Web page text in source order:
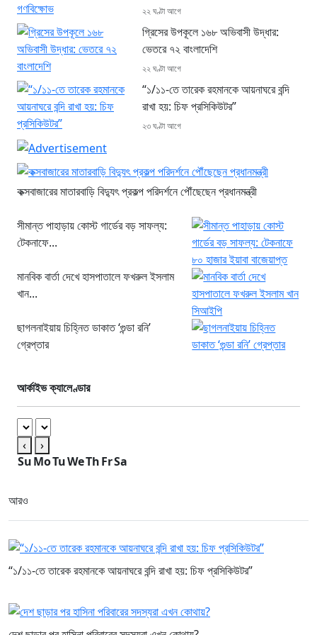
২২ ঘণ্টা আগে
গ্রিসের উপকূলে ১৬৮ অভিবাসী উদ্ধার:
ভেতরে ৭২ বাংলাদেশি
২২ ঘণ্টা আগে
“১/১১-তে তারেক রহমানকে আয়নাঘরে বন্দি
রাখা হয়: চিফ প্রসিকিউটর”
২৩ ঘণ্টা আগে
কক্সবাজারের মাতারবাড়ি বিদ্যুৎ প্রকল্প পরিদর্শনে পৌঁছেছেন প্রধানমন্ত্রী
সীমান্ত পাহাড়ায় কোস্ট গার্ডের বড় সাফল্য:
টেকনাফে...
মানবিক বার্তা দেখে হাসপাতালে ফখরুল ইসলাম
খান...
ছাগলনাইয়ায় চিহ্নিত ডাকাত ‘গুন্ডা রনি’
গ্রেপ্তার
আর্কাইভ ক্যালেণ্ডার
‹
›
SuMoTuWeThFrSa
আরও
“১/১১-তে তারেক রহমানকে আয়নাঘরে বন্দি রাখা হয়: চিফ প্রসিকিউটর”